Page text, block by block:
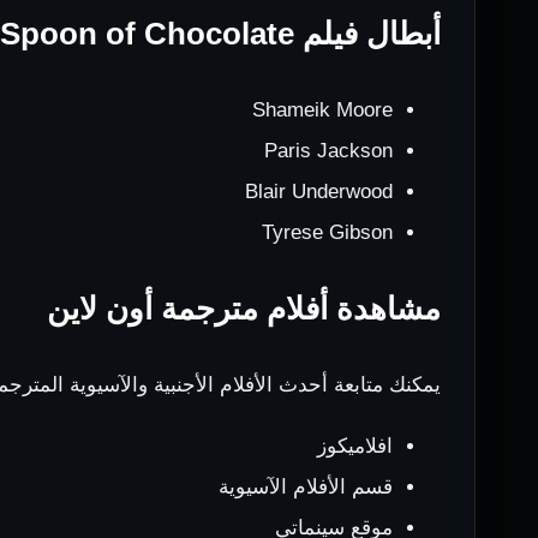
أبطال فيلم One Spoon of Chocolate
Shameik Moore
Paris Jackson
Blair Underwood
Tyrese Gibson
مشاهدة أفلام مترجمة أون لاين
يمكنك متابعة أحدث الأفلام الأجنبية والآسيوية
افلاميكوز
قسم الأفلام الآسيوية
موقع سينماتي